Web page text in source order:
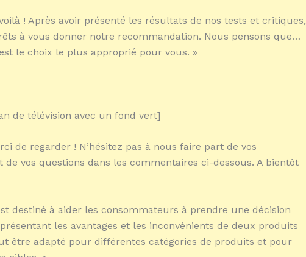
! Après avoir présenté les résultats de nos tests et critiques,
à vous donner notre recommandation. Nous pensons que…
le choix le plus approprié pour vous. »
de télévision avec un fond vert]
de regarder ! N’hésitez pas à nous faire part de vos
de vos questions dans les commentaires ci-dessous. A bientôt
destiné à aider les consommateurs à prendre une décision
les avantages et les inconvénients de deux produits
être adapté pour différentes catégories de produits et pour